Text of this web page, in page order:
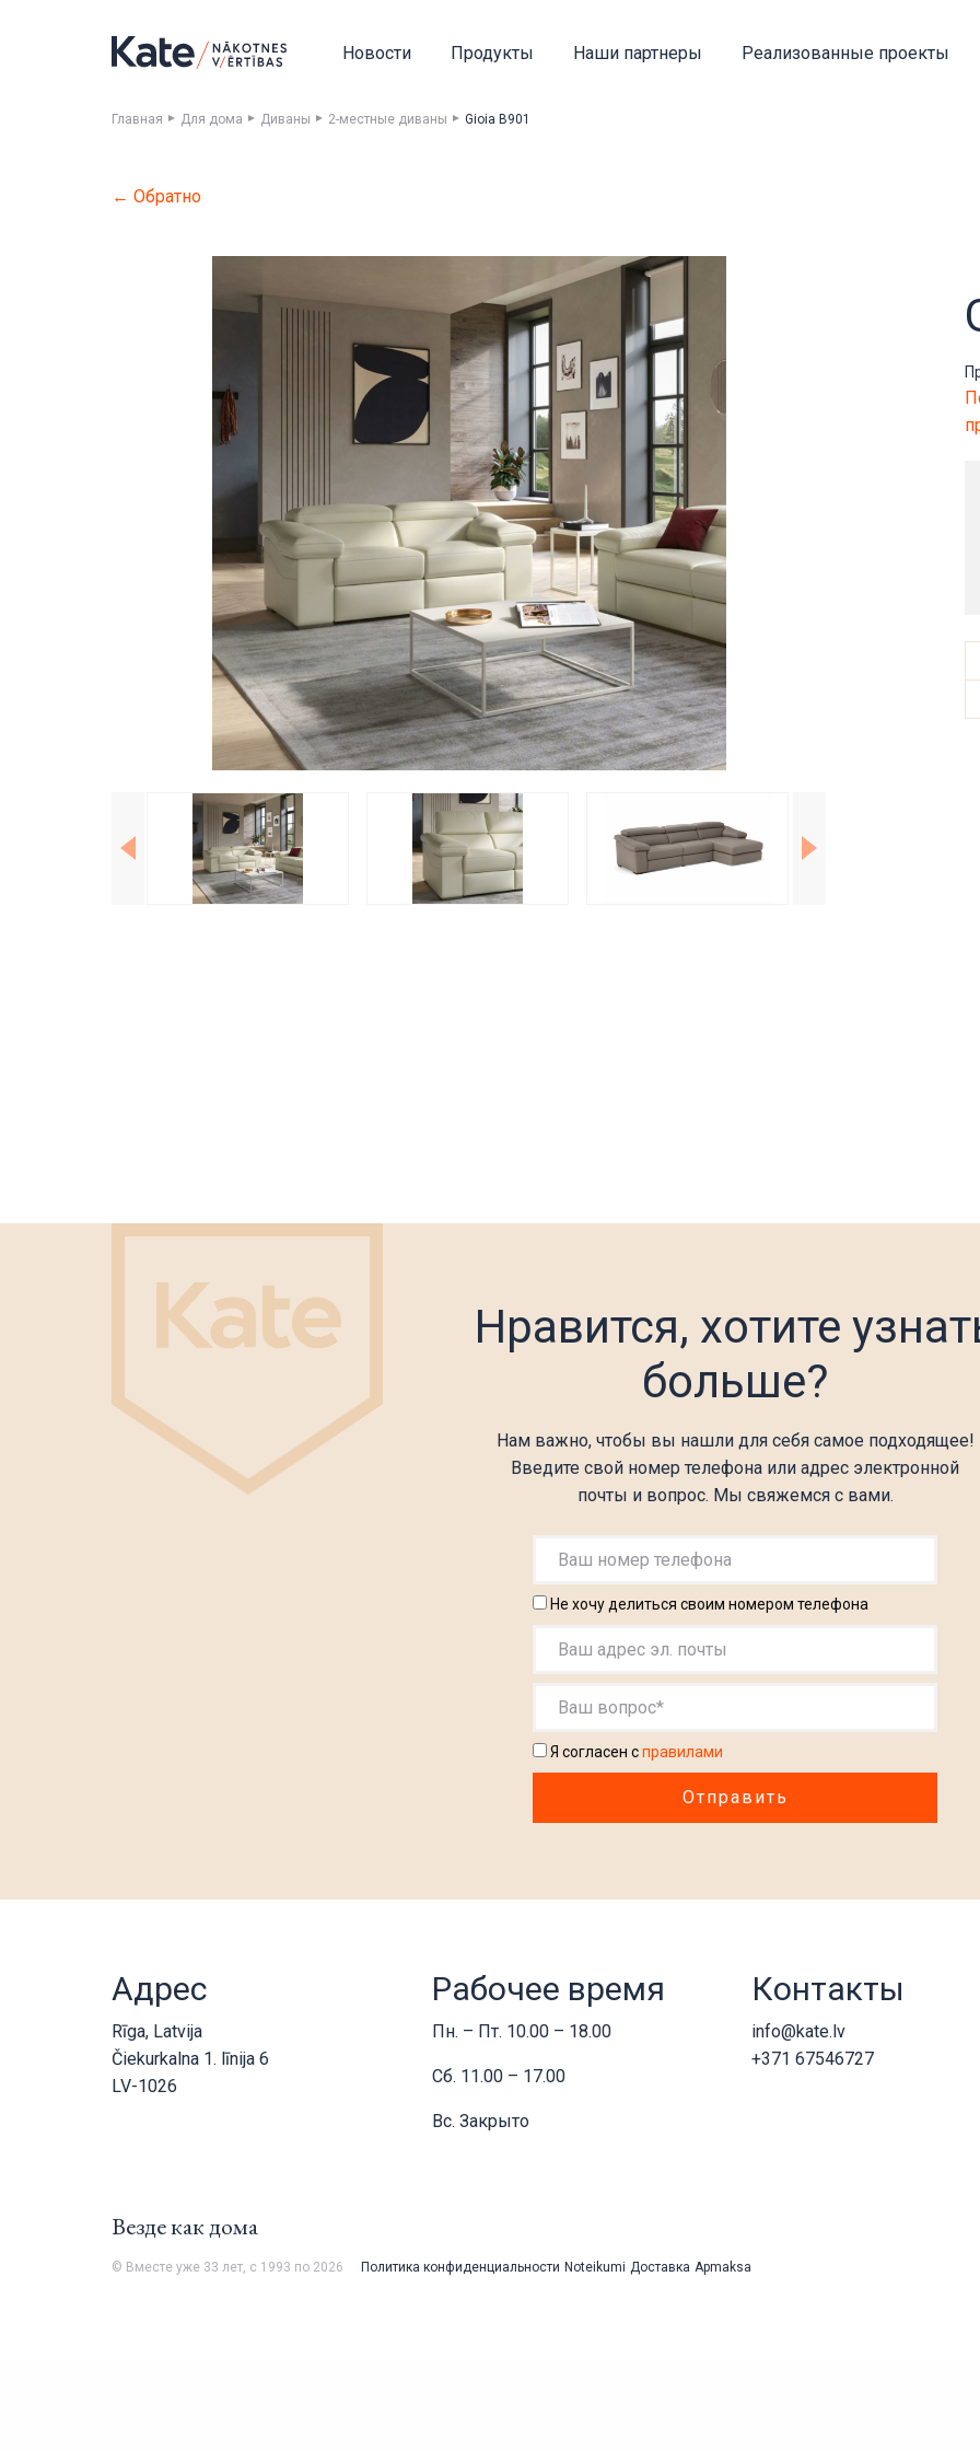
Новости Продукты Наши партнеры Реализованные проекты
Главная Для дома Диваны 2-местные диваны Gioia B901
← Обратно
Нравится, хотите
больше?
Нам важно, чтобы вы нашли для себя самое подходящее!
Введите свой номер телефона или адрес электронной
почты и вопрос. Мы свяжемся с вами.
Не хочу делиться своим номером телефона
Я согласен справилами
Адрес
Rīga, Latvija
Čiekurkalna 1. līnija 6
LV-1026
Рабочее время
Пн. – Пт. 10.00 – 18.00
Сб. 11.00 – 17.00
Вс. Закрыто
Контакты
info@kate.lv
+371 67546727
Везде как дома
© Вместе уже 33 лет, с 1993 по 2026 Политика конфиденциальности Noteikumi Доставка Apmaksa